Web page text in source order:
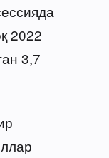
2022
3,7